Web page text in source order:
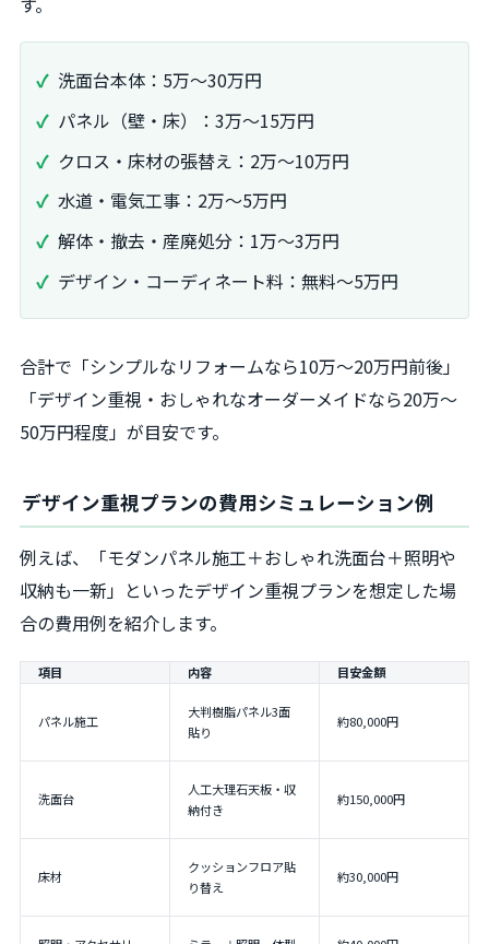
洗面台本体：5万～30万円
パネル（壁・床）：3万～15万円
クロス・床材の張替え：2万～10万円
水道・電気工事：2万～5万円
解体・撤去・産廃処分：1万～3万円
デザイン・コーディネート料：無料～5万円
合計で「シンプルなリフォームなら10万～20万円前後」
「デザイン重視・おしゃれなオーダーメイドなら20万～
50万円程度」が目安です。
デザイン重視プランの費用シミュレーション例
例えば、「モダンパネル施工＋おしゃれ洗面台＋照明や
収納も一新」といったデザイン重視プランを想定した場
合の費用例を紹介します。
項目 内容 目安金額
パネル施工
大判樹脂パネル3面
貼り
約80,000円
洗面台
人工大理石天板・収
納付き
約150,000円
床材
クッションフロア貼
り替え
約30,000円